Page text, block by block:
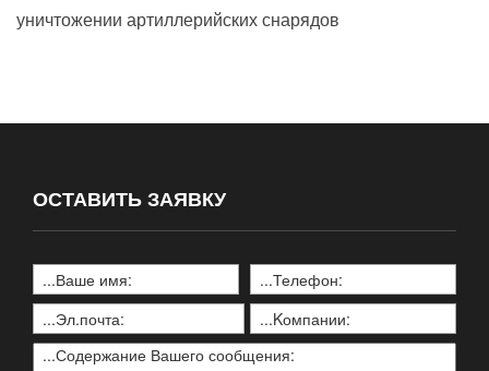
уничтожении артиллерийских снарядов
ОСТАВИТЬ ЗАЯВКУ